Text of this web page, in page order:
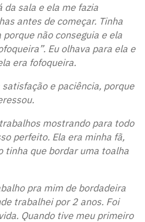
da sala e ela me fazia
antes de começar. Tinha
não conseguia e ela
Eu olhava para ela e
era fofoqueira.
e paciência, porque
mostrando para todo
perfeito. Ela era minha fã,
tinha que bordar uma toalha
pra mim de bordadeira
trabalhei por 2 anos. Foi
Quando tive meu primeiro